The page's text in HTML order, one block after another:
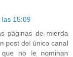
las 15:09
páginas de mierda
post del único canal
no le nominan